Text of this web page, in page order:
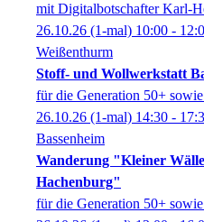
mit Digitalbotschafter Karl-
26.10.26 (1-mal) 10:00 -
Weißenthurm
Stoff- und Wollwerkstatt
für die Generation 50+
26.10.26 (1-mal) 14:30 -
Bassenheim
Wanderung "Kleiner
Hachenburg"
für die Generation 50+